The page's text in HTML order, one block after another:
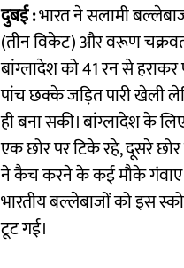
दुबई :भारत ने सलामी
(तीन विकेट) और वरूण
बांग्लादेश को 41 रन से
पांच छक्के जड़ित पारी खेली
ही बना सकी। बांग्लादेश के
एक छोर पर टिके रहे, दूसरे
ने कैच करने के कई मौके गंवाए।
भारतीय बल्लेबाजों को इस
टूट गई।